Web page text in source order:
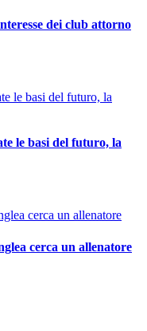
dei club attorno
le basi del futuro, la
cerca un allenatore